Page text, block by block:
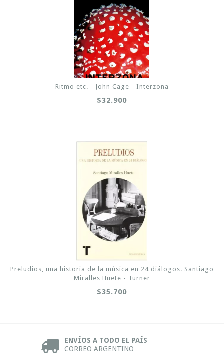
Ritmo etc. - John Cage - Interzona
$32.900
Preludios, una historia de la música en 24 diálogos. Santiago
Miralles Huete - Turner
$35.700
ENVÍOS A TODO EL PAÍS
CORREO ARGENTINO